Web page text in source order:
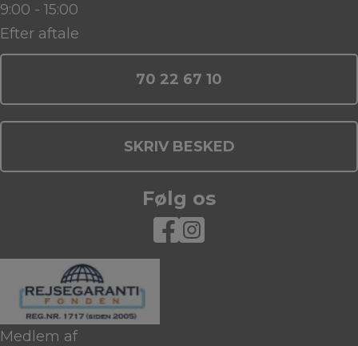
9:00 - 15:00
Efter aftale
70 22 67 10
SKRIV BESKED
Følg os
Medlem af